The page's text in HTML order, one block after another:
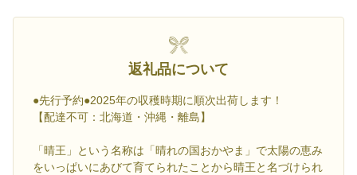
返礼品について
●先行予約●2025年の収穫時期に順次出荷します！
【配達不可：北海道・沖縄・離島】
「晴王」という名称は「晴れの国おかやま」で太陽の恵み
をいっぱいにあびて育てられたことから晴王と名づけられ